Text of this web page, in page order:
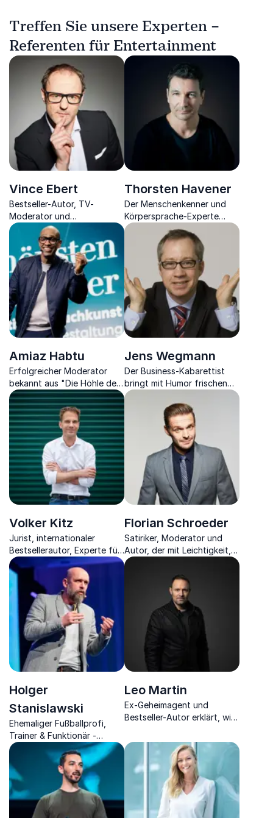
Treffen Sie unsere Experten –
Referenten für Entertainment
Vince Ebert
Bestseller-Autor, TV-
Moderator und
Wissenschaftskabarettist,
der mit Charme und Witz die
Vorteile des Zufalls und der
Digitalisierung aufdeckt.
Thorsten Havener
Der Menschenkenner und
Körpersprache-Experte
verrät ungeahnte Wege,
Menschen zu durchschauen.
Amiaz Habtu
Erfolgreicher Moderator
bekannt aus "Die Höhle der
Löwen" und "Let the Music
Play"
Jens Wegmann
Der Business-Kabarettist
bringt mit Humor frischen
Wind und Motivation in
trockene Vorträge.
Volker Kitz
Jurist, internationaler
Bestsellerautor, Experte für
die Psychologie der
Überzeugung und
Motivation.
Florian Schroeder
Satiriker, Moderator und
Autor, der mit Leichtigkeit,
Charme und Professionalität
der Gesellschaft den
Spiegel vorhält.
Holger
Stanislawski
Ehemaliger Fußballprofi,
Trainer & Funktionär -
heutiger Unternehmer teilt
Einblicke aus Sport und
Business für nachhaltigen
Erfolg.
Leo Martin
Ex-Geheimagent und
Bestseller-Autor erklärt, wie
Vertrauen durch
Kommunikation sowie
zeitgemäßer Führung
gewonnen wird.